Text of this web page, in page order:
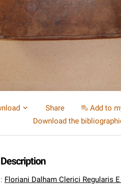
Share Add to
Download the
Description
: Floriani Dalham Clerici Regularis